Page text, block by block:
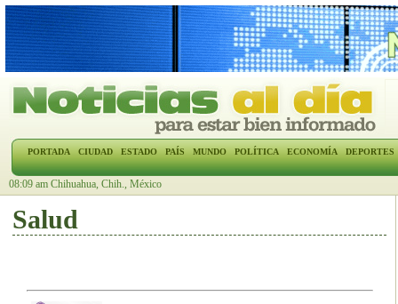
PORTADA CIUDAD ESTADO PAÍS MUNDO POLÍTICA ECONOMÍA DEPORTES
08:09 am Chihuahua, Chih., México
Salud